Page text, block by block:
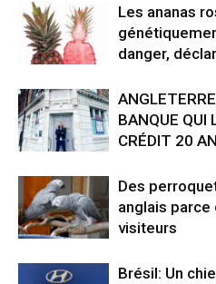
Les ananas
danger,
BANQUE QUI
CRÉDIT 20
Des
anglais parce
visiteurs
Brésil: Un